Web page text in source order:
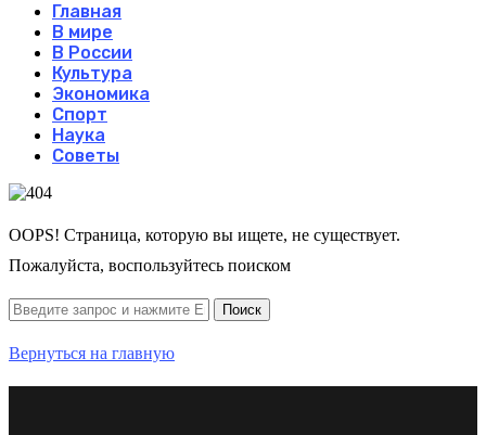
Главная
В мире
В России
Культура
Экономика
Спорт
Наука
Советы
OOPS! Страница, которую вы ищете, не существует.
Пожалуйста, воспользуйтесь поиском
Вернуться на главную